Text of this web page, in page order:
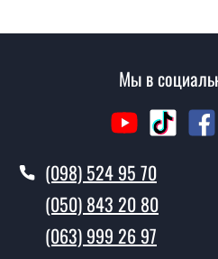
Вызов замерщика-
Вы
межкомнатных
Да производим. Монтаж
Фаворит производится
Мы в
(098) 524 95 70
(050) 843 20 80
(063) 999 26 97